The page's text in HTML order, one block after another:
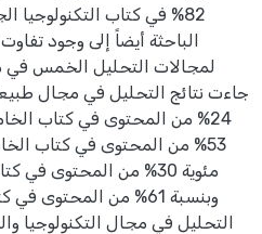
82% في كتاب
الباحثة أيضاً إلى وجود
لمجالات التحليل الخمس في
وبنسبة 61% من